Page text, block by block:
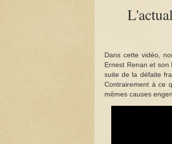
Dans cette vidéo,
Ernest Renan et
suite de la défaite
Contrairement à ce
mêmes causes